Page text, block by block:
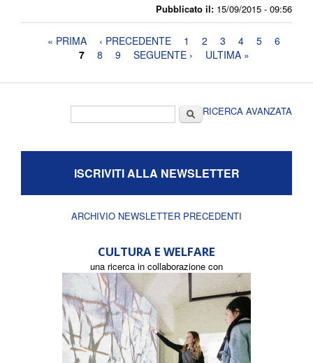
Pubblicato il: 15/09/2015 - 09:56
Pagine« PRIMA ‹ PRECEDENTE 1 2 3 4 5
6
7
8 9 SEGUENTE › ULTIMA »
CercaRICERCA AVANZATA
ISCRIVITI ALLA NEWSLETTER
ARCHIVIO NEWSLETTER PRECEDENTI
CULTURA E WELFARE
una ricerca in collaborazione con